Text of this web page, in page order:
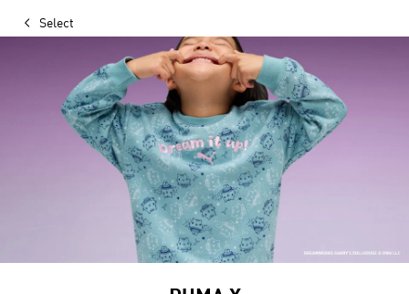
Select